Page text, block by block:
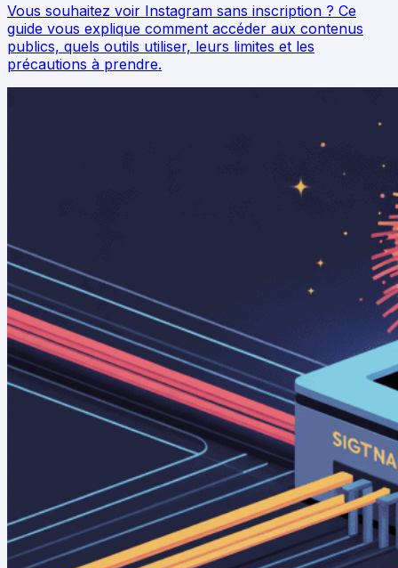
Vous souhaitez voir Instagram sans inscription ? Ce
guide vous explique comment accéder aux contenus
publics, quels outils utiliser, leurs limites et les
précautions à prendre.